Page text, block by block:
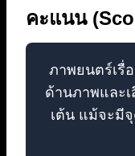
คะแนน
ภาพยนตร์เรื่
ด้านภาพและ
เต้น แม้จะมี